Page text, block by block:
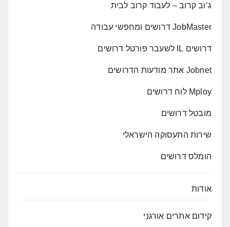
ג’וב קרוב – לעבוד קרוב לבית
JobMaster דרושים ומחפשי עבודה
דרושים IL לשעבר פורטל דרושים
Jobnet אתר מודעות הדרושים
Mploy לוח דרושים
מובטל דרושים
שירות התעסוקה הישראלי
הומלס דרושים
אודות
קידום אתרים אורגני